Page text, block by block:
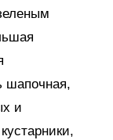
шапочная,
и